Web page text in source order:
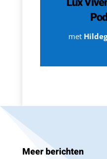
met
Meer berichten